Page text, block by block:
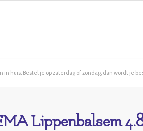
huis. Bestel je op zaterdag of zondag, dan wordt je
Lippenbalsem